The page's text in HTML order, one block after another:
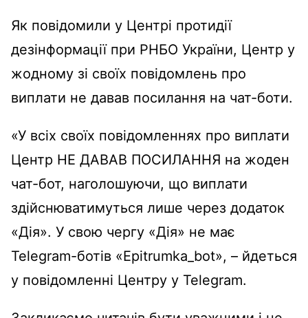
Як повідомили у Центрі протидії
дезінформації при РНБО України, Центр у
жодному зі своїх повідомлень про
виплати не давав посилання на чат-боти.
«У всіх своїх повідомленнях про виплати
Центр НЕ ДАВАВ ПОСИЛАННЯ на жоден
чат-бот, наголошуючи, що виплати
здійснюватимуться лише через додаток
«Дія». У свою чергу «Дія» не має
Telegram-ботів «Epitrumka_bot», – йдеться
у повідомленні Центру у Telegram.